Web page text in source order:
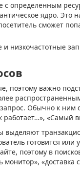
с определенным
ядро. Это
сможет
поэтому важно
Обычно к ним
работает…», «Самый
выделяют
готовится или
поэтому в
монитор», «доставка